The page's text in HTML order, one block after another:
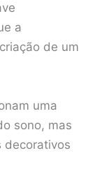
a
de um
uma
sono, mas
decorativos